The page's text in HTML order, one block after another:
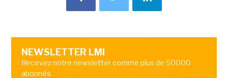
NEWSLETTER LMI
Recevez notre newsletter comme plus de 50000
abonnés